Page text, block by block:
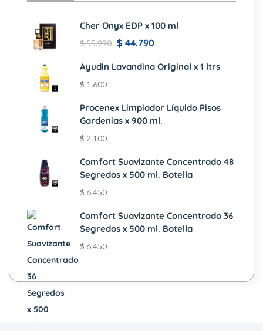
Cher Onyx EDP x 100 ml
$55.990 $ 44.790
Ayudin Lavandina Original x 1 ltrs
$ 1.600
Procenex Limpiador Líquido Pisos
Gardenias x 900 ml.
$ 2.100
Comfort Suavizante Concentrado 48
Segredos x 500 ml. Botella
$ 6.450
Comfort Suavizante Concentrado 36
Segredos x 500 ml. Botella
$ 6.450